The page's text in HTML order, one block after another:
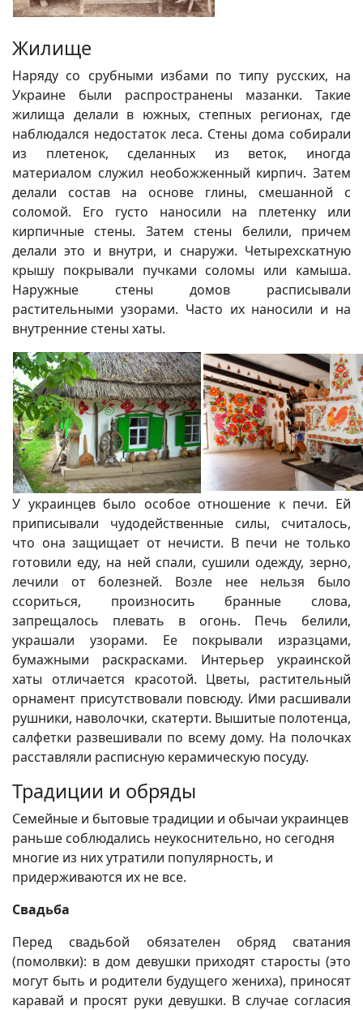
Жилище
Наряду со срубными избами по типу русских, на
Украине были распространены мазанки. Такие
жилища делали в южных, степных регионах, где
наблюдался недостаток леса. Стены дома собирали
из плетенок, сделанных из веток, иногда
материалом служил необожженный кирпич. Затем
делали состав на основе глины, смешанной с
соломой. Его густо наносили на плетенку или
кирпичные стены. Затем стены белили, причем
делали это и внутри, и снаружи. Четырехскатную
крышу покрывали пучками соломы или камыша.
Наружные стены домов расписывали
растительными узорами. Часто их наносили и на
внутренние стены хаты.
У украинцев было особое отношение к печи. Ей
приписывали чудодейственные силы, считалось,
что она защищает от нечисти. В печи не только
готовили еду, на ней спали, сушили одежду, зерно,
лечили от болезней. Возле нее нельзя было
ссориться, произносить бранные слова,
запрещалось плевать в огонь. Печь белили,
украшали узорами. Ее покрывали изразцами,
бумажными раскрасками. Интерьер украинской
хаты отличается красотой. Цветы, растительный
орнамент присутствовали повсюду. Ими расшивали
рушники, наволочки, скатерти. Вышитые полотенца,
салфетки развешивали по всему дому. На полочках
расставляли расписную керамическую посуду.
Традиции и обряды
Семейные и бытовые традиции и обычаи украинцев
раньше соблюдались неукоснительно, но сегодня
многие из них утратили популярность, и
придерживаются их не все.
Свадьба
Перед свадьбой обязателен обряд сватания
(помолвки): в дом девушки приходят старосты (это
могут быть и родители будущего жениха), приносят
каравай и просят руки девушки. В случае согласия